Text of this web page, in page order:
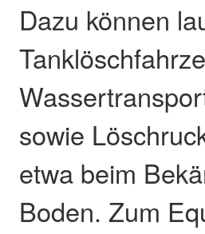
Dazu können
sowie
etwa beim
Boden. Zum